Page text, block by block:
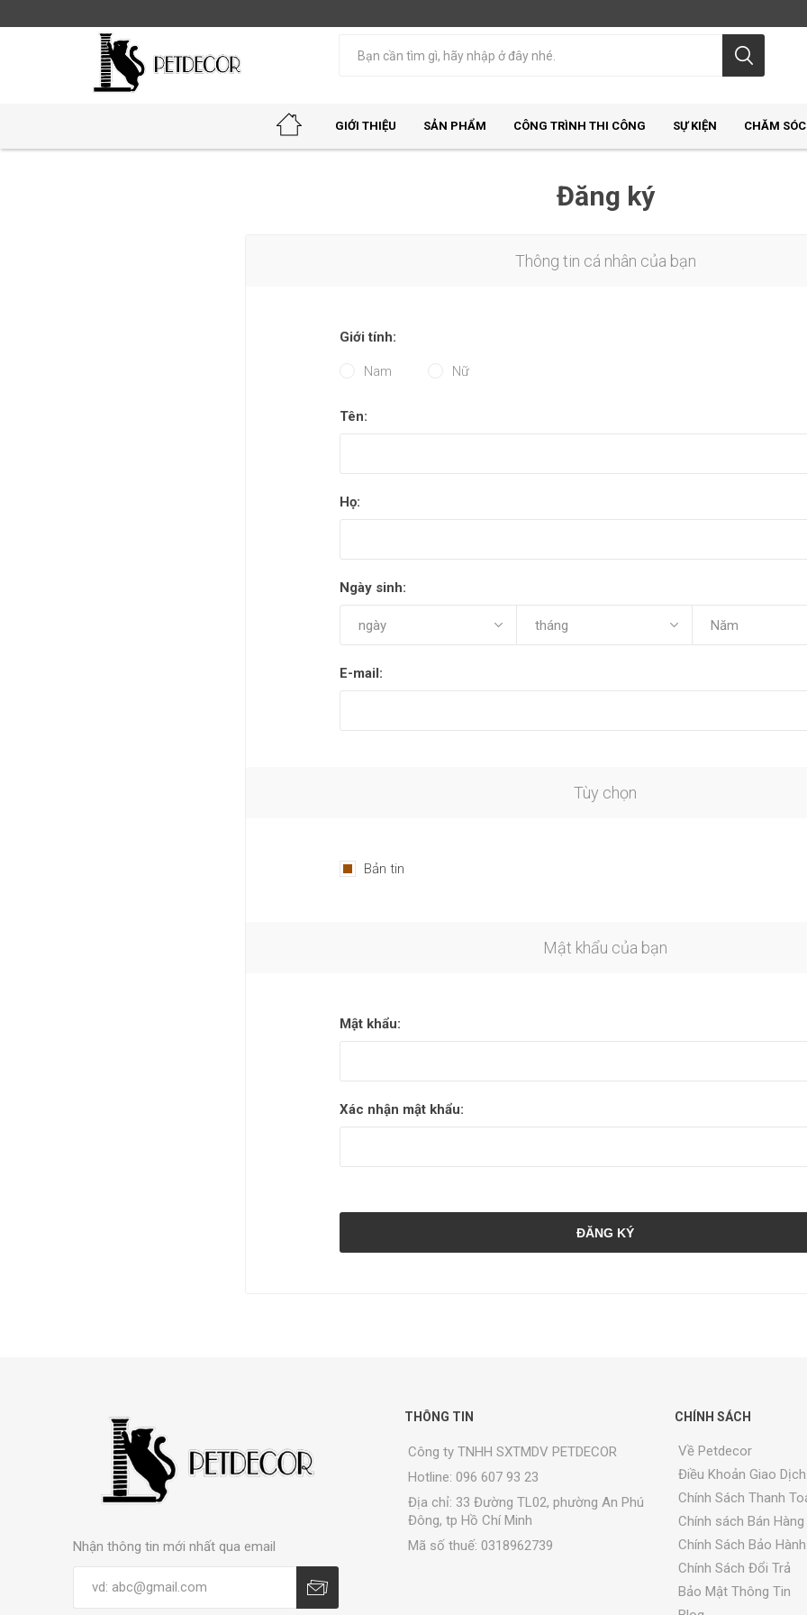
GIỚI THIỆU SẢN PHẨM CÔNG TRÌNH THI CÔNG SỰ KIỆN CHĂM
Đăng ký
Thông tin cá nhân của bạn
Giới tính:
Nam Nữ
Tên:
Họ:
Ngày sinh:
E-mail:
Tùy chọn
Bản tin
Mật khẩu của bạn
Mật khẩu:
Xác nhận mật khẩu:
ĐĂNG KÝ
Nhận thông tin mới nhất qua email
THÔNG TIN
Công ty TNHH SXTMDV PETDECOR
Hotline: 096 607 93 23
Địa chỉ: 33 Đường TL02, phường An Phú
Đông, tp Hồ Chí Minh
Mã số thuế: 0318962739
CHÍNH SÁCH
Về Petdecor
Điều Khoản Giao Dịch
Chính Sách Thanh
Chính sách Bán Hàng
Chính Sách Bảo Hành
Chính Sách Đổi Trả
Bảo Mật Thông Tin